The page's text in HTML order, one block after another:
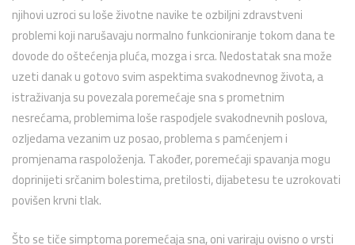
njihovi uzroci su loše životne navike te ozbiljni zdravstveni
problemi koji narušavaju normalno funkcioniranje tokom dana te
dovode do oštećenja pluća, mozga i srca. Nedostatak sna može
uzeti danak u gotovo svim aspektima svakodnevnog života, a
istraživanja su povezala poremećaje sna s prometnim
nesrećama, problemima loše raspodjele svakodnevnih poslova,
ozljedama vezanim uz posao, problema s pamćenjem i
promjenama raspoloženja. Također, poremećaji spavanja mogu
doprinijeti srčanim bolestima, pretilosti, dijabetesu te uzrokovati
povišen krvni tlak.
Što se tiče simptoma poremećaja sna, oni variraju ovisno o vrsti